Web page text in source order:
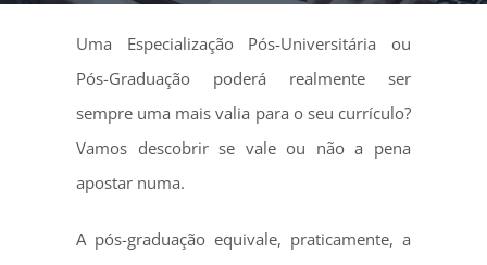
Uma Especialização Pós-Universitária ou
Pós-Graduação poderá realmente ser
sempre uma mais valia para o seu currículo?
Vamos descobrir se vale ou não a pena
apostar numa.
A pós-graduação equivale, praticamente, a